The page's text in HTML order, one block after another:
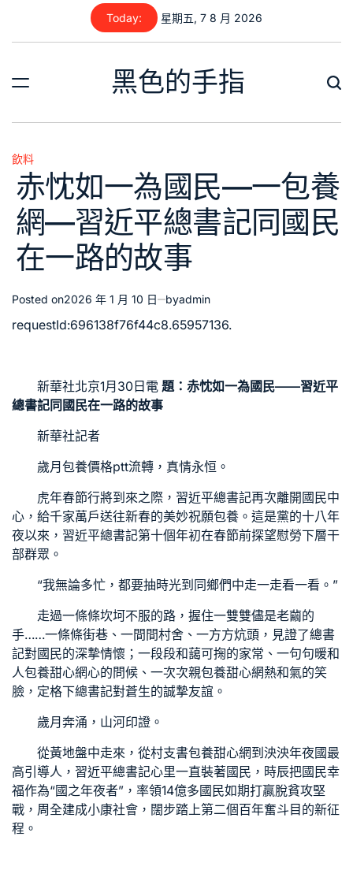
content
Today: 星期五, 7 8 月 2026
黑色的手指
Posted
in
飲料
赤忱如一為國民—一包養
網—習近平總書記同國民
在一路的故事
Posted on2026 年 1 月 10 日 byadmin
requestId:696138f76f44c8.65957136.
新華社北京1月30日電 題：赤忱如一為國民——習近平
總書記同國民在一路的故事
新華社記者
歲月 包養價格ptt流轉，真情永恒。
虎年春節行將到來之際，習近平總書記再次離開國民中
心，給千家萬戶送往新春的美妙祝願包養 。這是黨的十八年
夜以來，習近平總書記第十個年初在春節前探望慰勞下層干
部群眾。
“我無論多忙，都要抽時光到同鄉們中走一走看一看。”
走過一條條坎坷不服的路，握住一雙雙儘是老繭的
手……一條條街巷、一間間村舍、一方方炕頭，見證了總書
記對國民的深摯情懷；一段段和藹可掬的家常、一句句暖和
人包養甜心網心的問候、一次次親包養甜心網熱和氣的笑
臉，定格下總書記對蒼生的誠摯友誼。
歲月奔涌，山河印證。
從黃地盤中走來，從村支書包養甜心網到泱泱年夜國最
高引導人，習近平總書記心里一直裝著國民，時辰把國民幸
福作為“國之年夜者”，率領14億多國民如期打贏脫貧攻堅
戰，周全建成小康社會，闊步踏上第二個百年奮斗目的新征
程。